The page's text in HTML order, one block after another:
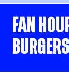
FAN
BURGERS